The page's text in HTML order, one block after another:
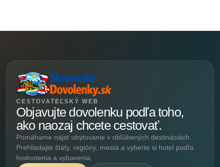
CESTOVATEĽSKÝ WEB
Objavujte dovolenku podľa toho,
ako naozaj chcete cestovať.
Pomáhame nájsť ubytovanie v obľúbených destináciách.
Prehliadajte štáty, regióny, mestá a vyberte si hotel podľa
hodnotenia a vybavenia.